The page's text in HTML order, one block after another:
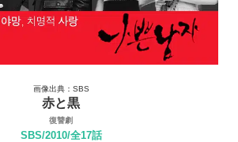
画像出典：SBS
赤と黒
復讐劇
SBS/2010/全17話